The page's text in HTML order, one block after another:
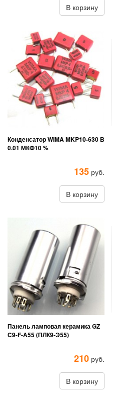
В корзину
Конденсатор WIMA MKP10-630 В
0.01 МКФ10 %
135 руб.
В корзину
Панель ламповая керамика GZ
C9-F-A55 (ПЛК9-Э55)
210 руб.
В корзину